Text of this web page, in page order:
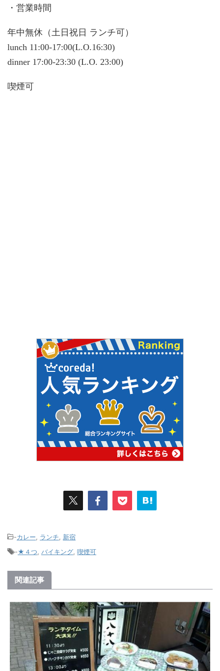
・営業時間
年中無休（土日祝日 ランチ可）
lunch 11:00-17:00(L.O.16:30)
dinner 17:00-23:30 (L.O. 23:00)
喫煙可
-カレー, ランチ, 新宿
-★４つ, バイキング, 喫煙可
関連記事